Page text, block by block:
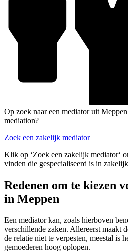
Op zoek naar een mediator uit
mediation?
Zoek een zakelijk mediator
Klik op ‘Zoek een zakelijk mediator‘
vinden die gespecialiseerd is in
Redenen om te kiezen
in Meppen
Een mediator kan, zoals hierboven
verschillende zaken. Allereerst maakt
de relatie niet te verpesten, meestal is
gemoederen hoog oplopen.